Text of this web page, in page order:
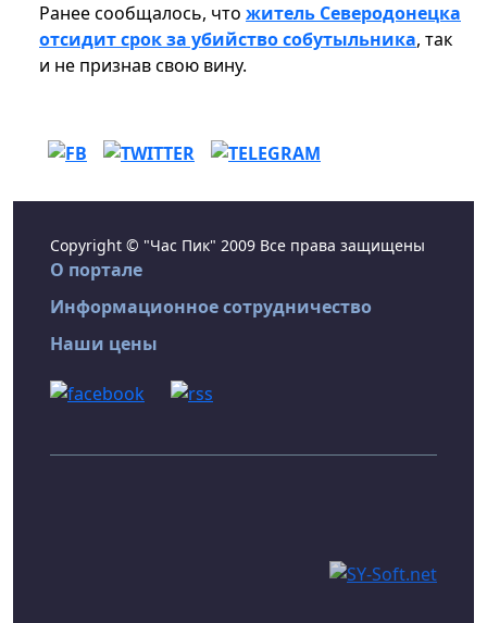
Ранее сообщалось, что житель Северодонецка
отсидит срок за убийство собутыльника, так
и не признав свою вину.
Copyright © "Час Пик" 2009 Все права защищены
О портале
Информационное сотрудничество
Наши цены